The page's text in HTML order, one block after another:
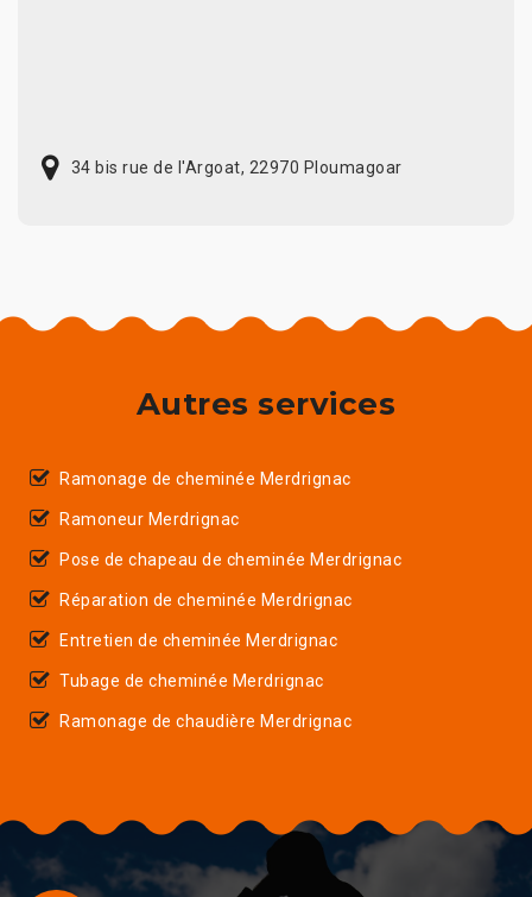
34 bis rue de l'Argoat, 22970 Ploumagoar
Autres services
Ramonage de cheminée Merdrignac
Ramoneur Merdrignac
Pose de chapeau de cheminée Merdrignac
Réparation de cheminée Merdrignac
Entretien de cheminée Merdrignac
Tubage de cheminée Merdrignac
Ramonage de chaudière Merdrignac